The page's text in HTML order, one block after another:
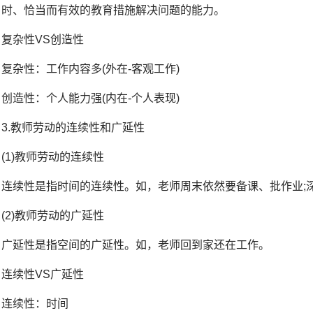
时、恰当而有效的教育措施解决问题的能力。
复杂性VS创造性
复杂性：工作内容多(外在-客观工作)
创造性：个人能力强(内在-个人表现)
3.教师劳动的连续性和广延性
(1)教师劳动的连续性
连续性是指时间的连续性。如，老师周末依然要备课、批作业;
(2)教师劳动的广延性
广延性是指空间的广延性。如，老师回到家还在工作。
连续性VS广延性
连续性：时间